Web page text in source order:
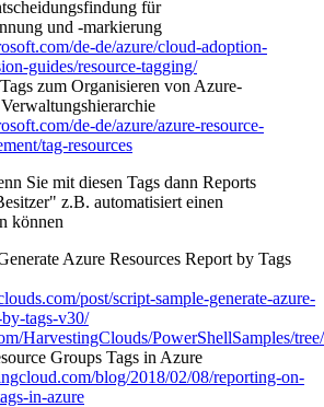
für
und -markierung
de-de/azure/cloud-adoption-
guides/resource-tagging/
zum Organisieren von Azure-
de-de/azure/azure-resource-
tag-resources
Sie mit diesen Tags dann Reports
z.B. automatisiert einen
können
Azure Resources Report by Tags
post/script-sample-generate-azure-
tags-v30/
HarvestingClouds/PowerShellSamples/
Groups Tags in Azure
blog/2018/02/08/reporting-on-
in-azure